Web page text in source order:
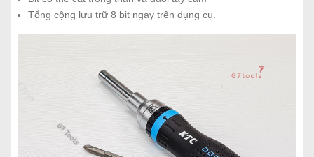
Tổng cộng lưu trữ 8 bit ngay trên dụng cụ.